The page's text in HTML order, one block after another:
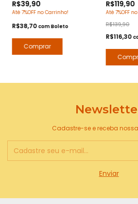
Colônia Desodorante
Corporal - Contratipos
R$39,90
Até 7%OFF no Carrinho!
R$38,70 comBoleto
Angel
Hidratante
Naturais -
R$119,90
Até 7%OFF
R$139,90
R$116,30
Cadastre-se e receba